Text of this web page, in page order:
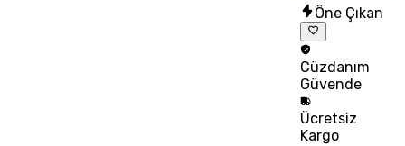
Öne Çıkan
Cüzdanım
Güvende
Ücretsiz
Kargo